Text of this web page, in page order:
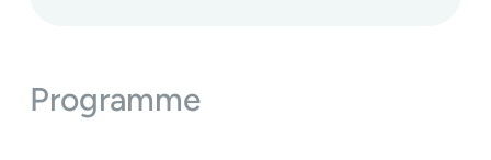
Programme